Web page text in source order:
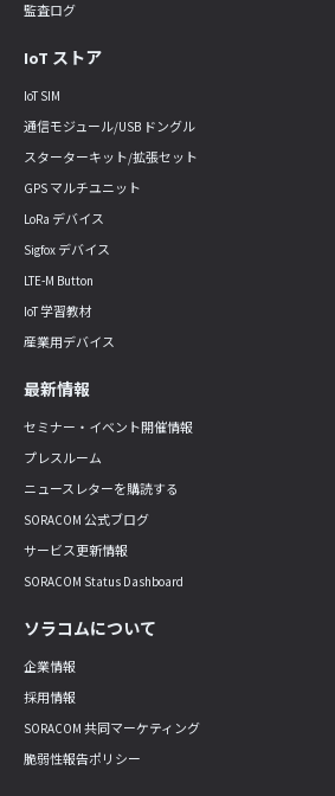
監査ログ
IoT ストア
IoT SIM
通信モジュール/USB ドングル
スターターキット/拡張セット
GPS マルチユニット
LoRa デバイス
Sigfox デバイス
LTE-M Button
IoT 学習教材
産業用デバイス
最新情報
セミナー・イベント開催情報
プレスルーム
ニュースレターを購読する
SORACOM 公式ブログ
サービス更新情報
SORACOM Status Dashboard
ソラコムについて
企業情報
採用情報
SORACOM 共同マーケティング
脆弱性報告ポリシー